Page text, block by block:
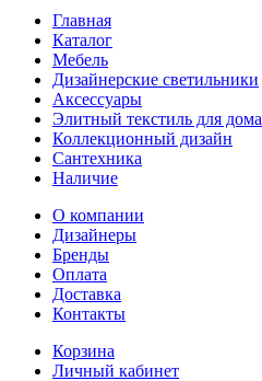
Главная
Каталог
Мебель
Дизайнерские светильники
Аксессуары
Элитный текстиль для дома
Коллекционный дизайн
Сантехника
Наличие
О компании
Дизайнеры
Бренды
Оплата
Доставка
Контакты
Корзина
Личный кабинет